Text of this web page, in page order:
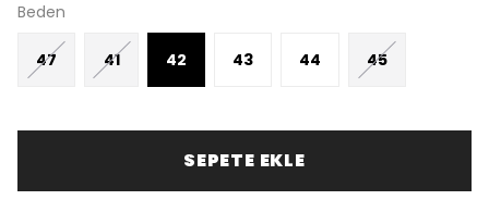
Beden
47 41 42 43 44 45
SEPETE EKLE